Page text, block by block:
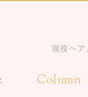
現役ヘア
Column